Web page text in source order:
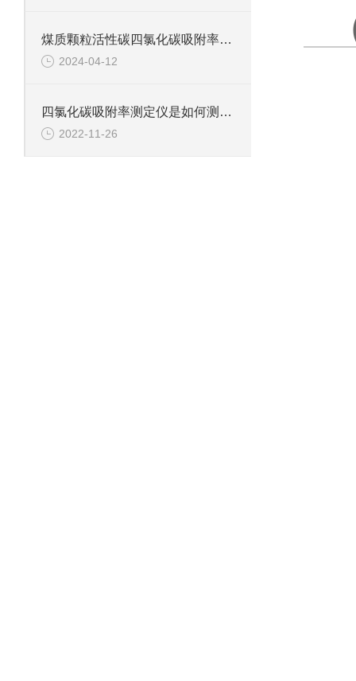
煤质颗粒活性碳四氯化碳吸附率的测定方法
2024-04-12
四氯化碳吸附率测定仪是如何测定煤中四氯化碳的吸附率?
2022-11-26